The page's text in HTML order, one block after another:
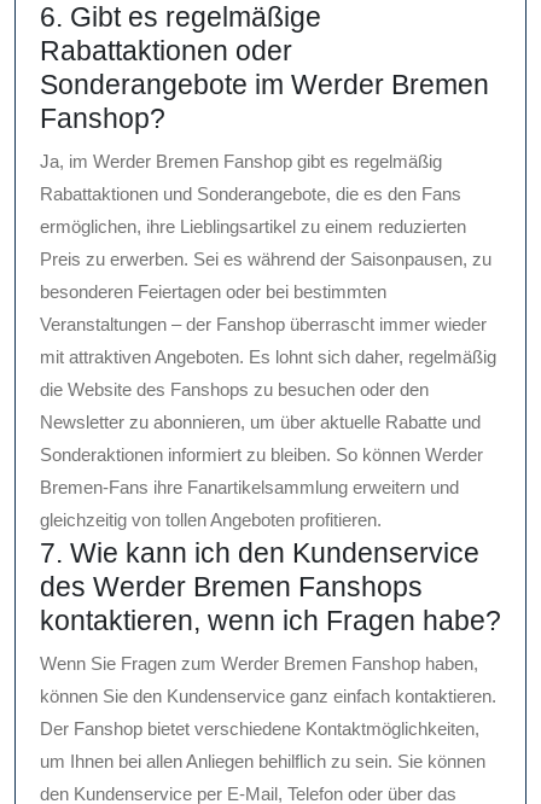
6. Gibt es regelmäßige
Rabattaktionen oder
Sonderangebote im Werder Bremen
Fanshop?
Ja, im Werder Bremen Fanshop gibt es regelmäßig
Rabattaktionen und Sonderangebote, die es den Fans
ermöglichen, ihre Lieblingsartikel zu einem reduzierten
Preis zu erwerben. Sei es während der Saisonpausen, zu
besonderen Feiertagen oder bei bestimmten
Veranstaltungen – der Fanshop überrascht immer wieder
mit attraktiven Angeboten. Es lohnt sich daher, regelmäßig
die Website des Fanshops zu besuchen oder den
Newsletter zu abonnieren, um über aktuelle Rabatte und
Sonderaktionen informiert zu bleiben. So können Werder
Bremen-Fans ihre Fanartikelsammlung erweitern und
gleichzeitig von tollen Angeboten profitieren.
7. Wie kann ich den Kundenservice
des Werder Bremen Fanshops
kontaktieren, wenn ich Fragen habe?
Wenn Sie Fragen zum Werder Bremen Fanshop haben,
können Sie den Kundenservice ganz einfach kontaktieren.
Der Fanshop bietet verschiedene Kontaktmöglichkeiten,
um Ihnen bei allen Anliegen behilflich zu sein. Sie können
den Kundenservice per E-Mail, Telefon oder über das